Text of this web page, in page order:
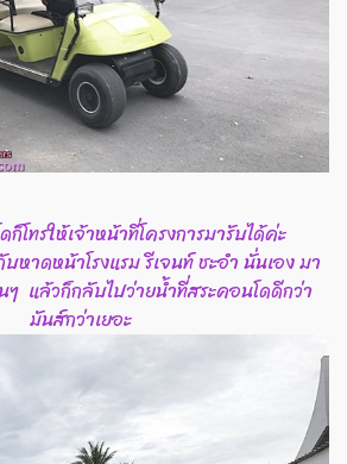
ทรให้เจ้าหน้าที่โครงการมารับได้ค่ะ
าดหน้าโรงแรม รีเจนท์ ชะอำ นั่นเอง มา
ๆ แล้วก็กลับไปว่ายน้ำที่สระคอนโดดีกว่า
มันส์กว่าเยอะ